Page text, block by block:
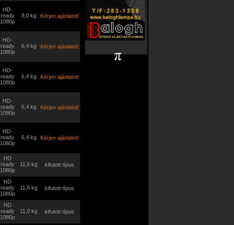
HD-
ready
1080p
8,0 kg Kérjen ajánlatot!
HD-
ready
1080p
6,4 kg Kérjen ajánlatot!
HD-
ready
1080p
6,4 kg Kérjen ajánlatot!
HD-
ready
1080p
6,4 kg Kérjen ajánlatot!
HD-
ready
1080p
6,4 kg Kérjen ajánlatot!
HD
ready
1080p
11,6 kg kifutott típus
HD
ready
1080p
11,6 kg kifutott típus
HD
ready
1080p
11,0 kg kifutott típus